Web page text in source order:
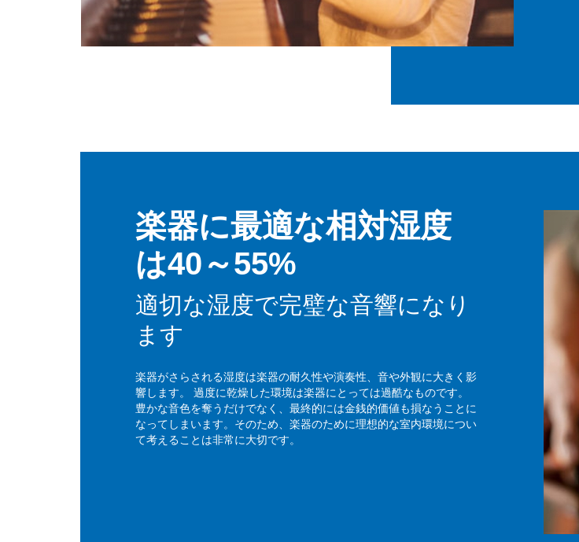
楽器に最適な相対湿度
は40～55%
適切な湿度で完璧な音響になり
ます
楽器がさらされる湿度は楽器の耐久性や演奏性、音や外観に大きく影
響します。 過度に乾燥した環境は楽器にとっては過酷なものです。
豊かな音色を奪うだけでなく、最終的には金銭的価値も損なうことに
なってしまいます。そのため、楽器のために理想的な室内環境につい
て考えることは非常に大切です。